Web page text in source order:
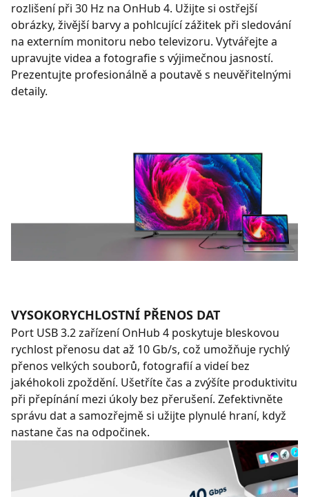
rozlišení při 30 Hz na OnHub 4. Užijte si ostřejší
obrázky, živější barvy a pohlcující zážitek při sledování
na externím monitoru nebo televizoru. Vytvářejte a
upravujte videa a fotografie s výjimečnou jasností.
Prezentujte profesionálně a poutavě s neuvěřitelnými
detaily.
VYSOKORYCHLOSTNÍ PŘENOS DAT
Port USB 3.2 zařízení OnHub 4 poskytuje bleskovou
rychlost přenosu dat až 10 Gb/s, což umožňuje rychlý
přenos velkých souborů, fotografií a videí bez
jakéhokoli zpoždění. Ušetříte čas a zvýšíte produktivitu
při přepínání mezi úkoly bez přerušení. Zefektivněte
správu dat a samozřejmě si užijte plynulé hraní, když
nastane čas na odpočinek.